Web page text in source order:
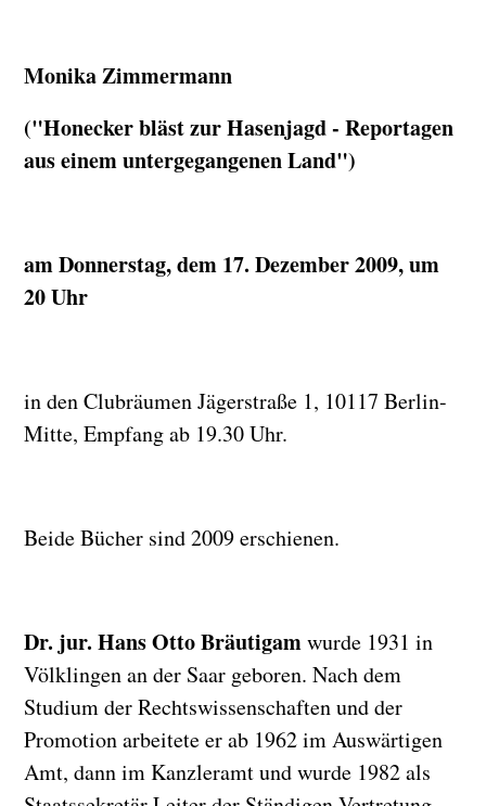
Monika Zimmermann
("Honecker bläst zur Hasenjagd - Reportagen
aus einem untergegangenen Land")
am Donnerstag, dem 17. Dezember 2009, um
20 Uhr
in den Clubräumen Jägerstraße 1, 10117 Berlin-
Mitte, Empfang ab 19.30 Uhr.
Beide Bücher sind 2009 erschienen.
Dr. jur. Hans Otto Bräutigamwurde 1931 in
Völklingen an der Saar geboren. Nach dem
Studium der Rechtswissenschaften und der
Promotion arbeitete er ab 1962 im Auswärtigen
Amt, dann im Kanzleramt und wurde 1982 als